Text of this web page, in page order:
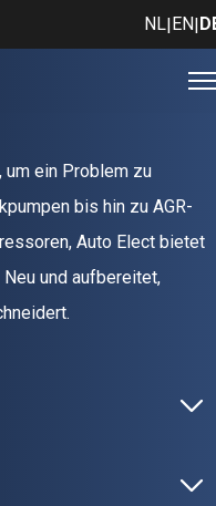
NL|EN|
um ein Problem zu
bis hin zu AGR-
Auto Elect bietet
und aufbereitet,